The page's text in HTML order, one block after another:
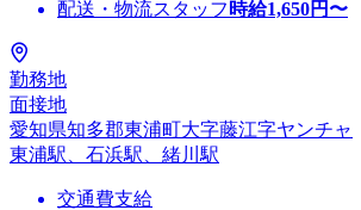
配送・物流スタッフ 時給1,650円〜
勤務地
面接地
愛知県知多郡東浦町大字藤江字ヤンチャ
東浦駅、石浜駅、緒川駅
交通費支給